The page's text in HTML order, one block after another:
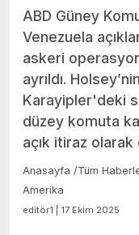
ABD Güney
Venezuela
askeri
ayrıldı.
Karayipler'deki
düzey komuta
açık itiraz
Anasayfa /Tüm
Amerika
editör1 | 17 Ekim 2025